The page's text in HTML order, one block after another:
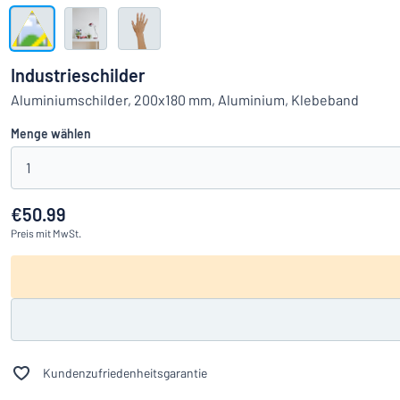
Das
Alle Kategorien anzeigen
Einloggen
Kundenservice
Privat
Industrieschilder
Aluminiumschilder, 200x180 mm, Aluminium, Klebeband
Menge wählen
1
€50.99
Preis mit MwSt.
Kundenzufriedenheitsgarantie